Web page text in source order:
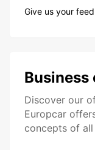
Give us your
Business
Discover our
Europcar
concepts of all